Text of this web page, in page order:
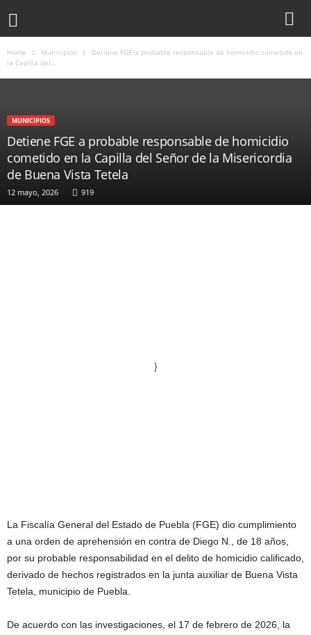
Home Municipios
Detiene FGE a probable responsable de homicidio cometido en
la Capilla del...
MUNICIPIOS
Detiene FGE a probable responsable de homicidio
cometido en la Capilla del Señor de la Misericordia
de Buena Vista Tetela
12 mayo, 2026 919
}
La Fiscalía General del Estado de Puebla (FGE) dio cumplimiento
a una orden de aprehensión en contra de Diego N., de 18 años,
por su probable responsabilidad en el delito de homicidio calificado,
derivado de hechos registrados en la junta auxiliar de Buena Vista
Tetela, municipio de Puebla.
De acuerdo con las investigaciones, el 17 de febrero de 2026, la